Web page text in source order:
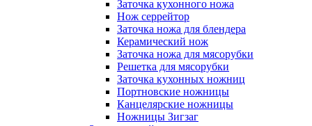
Заточка кухонного ножа
Нож серрейтор
Заточка ножа для блендера
Керамический нож
Заточка ножа для мясорубки
Решетка для мясорубки
Заточка кухонных ножниц
Портновские ножницы
Канцелярские ножницы
Ножницы Зигзаг